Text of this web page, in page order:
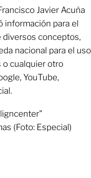
Javier Acuña
información para el
diversos conceptos,
nacional para el uso
o cualquier otro
YouTube,
(Foto: Especial)